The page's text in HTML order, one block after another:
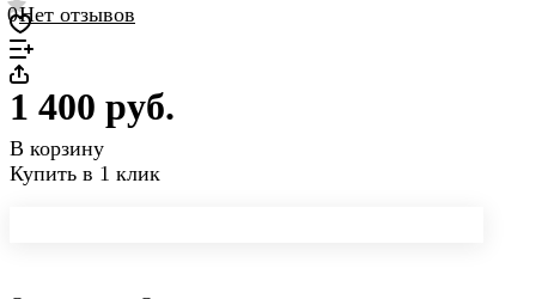
0Нет отзывов
1 400 руб.
В корзину
Купить в 1 клик